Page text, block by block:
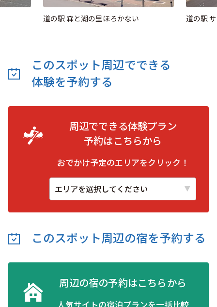
道の駅 森と湖の里ほろかない 道の駅
このスポット周辺でできる
体験を予約する
周辺でできる体験プラン
予約はこちらから
おでかけ予定のエリアをクリック！
このスポット周辺の宿を予約する
周辺の宿の予約はこちらから
人気サイトの宿泊プランを一括比較